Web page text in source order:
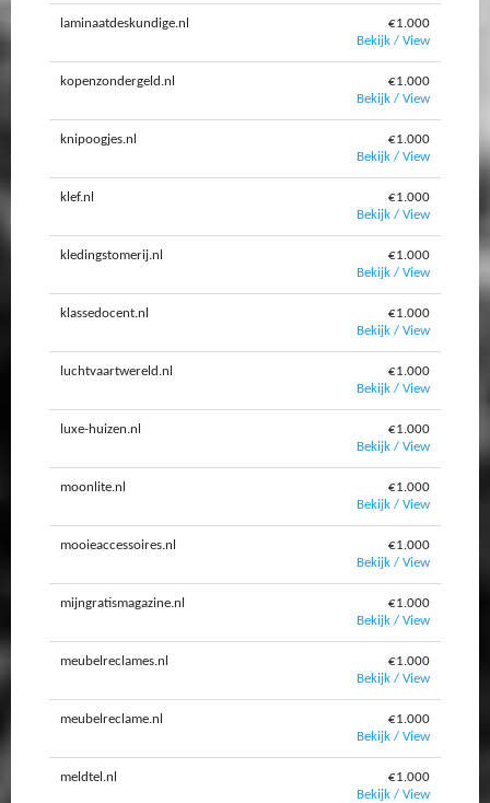
laminaatdeskundige.nl
€1.000
Bekijk / View
kopenzondergeld.nl
€1.000
Bekijk / View
knipoogjes.nl
€1.000
Bekijk / View
klef.nl
€1.000
Bekijk / View
kledingstomerij.nl
€1.000
Bekijk / View
klassedocent.nl
€1.000
Bekijk / View
luchtvaartwereld.nl
€1.000
Bekijk / View
luxe-huizen.nl
€1.000
Bekijk / View
moonlite.nl
€1.000
Bekijk / View
mooieaccessoires.nl
€1.000
Bekijk / View
mijngratismagazine.nl
€1.000
Bekijk / View
meubelreclames.nl
€1.000
Bekijk / View
meubelreclame.nl
€1.000
Bekijk / View
meldtel.nl
€1.000
Bekijk / View